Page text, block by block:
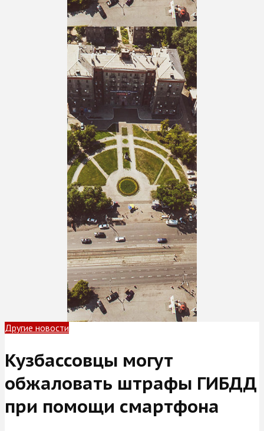
Другие новости
Кузбассовцы могут
обжаловать штрафы ГИБДД
при помощи смартфона